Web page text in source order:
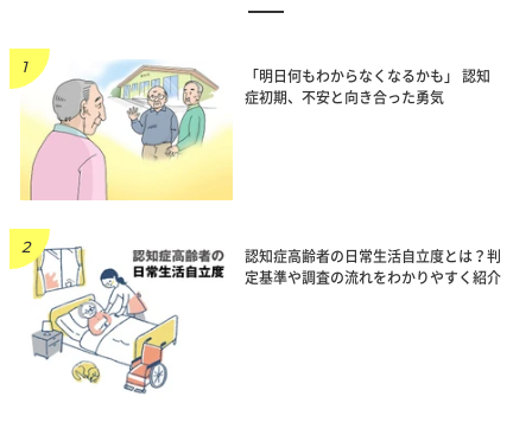
「明日何もわからなくなるかも」 認知
症初期、不安と向き合った勇気
認知症高齢者の日常生活自立度とは？判
定基準や調査の流れをわかりやすく紹介